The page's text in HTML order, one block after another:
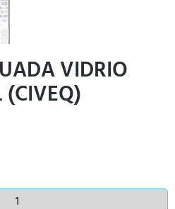
VIDRIO
(CIVEQ)